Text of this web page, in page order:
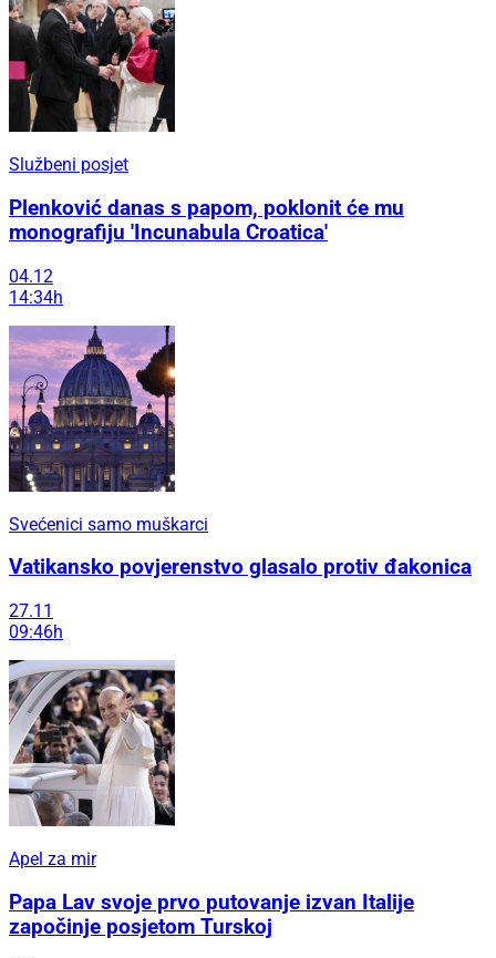
Službeni posjet
Plenković danas s papom, poklonit će mu
monografiju 'Incunabula Croatica'
04.12
14:34h
Svećenici samo muškarci
Vatikansko povjerenstvo glasalo protiv đakonica
27.11
09:46h
Apel za mir
Papa Lav svoje prvo putovanje izvan Italije
započinje posjetom Turskoj